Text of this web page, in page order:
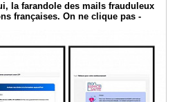
la farandole des mails frauduleux
françaises. On ne clique pas -